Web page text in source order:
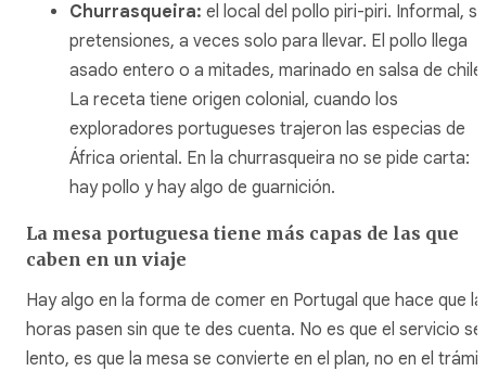
Churrasqueira: el local del pollo piri-piri. Informal,
pretensiones, a veces solo para llevar. El pollo llega
asado entero o a mitades, marinado en salsa de chile.
La receta tiene origen colonial, cuando los
exploradores portugueses trajeron las especias de
África oriental. En la churrasqueira no se pide carta:
hay pollo y hay algo de guarnición.
La mesa portuguesa tiene más capas de las que
caben en un viaje
Hay algo en la forma de comer en Portugal que hace que
horas pasen sin que te des cuenta. No es que el servicio
lento, es que la mesa se convierte en el plan, no en el